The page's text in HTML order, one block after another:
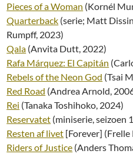
Pieces of a Woman (Kornél
Quarterback (serie; Matt
Rumpff, 2023)
Qala (Anvita Dutt, 2022)
Rafa Márquez: El Capitán
Rebels of the Neon God (Tsai
Red Road (Andrea Arnold,
Rei (Tanaka Toshihoko, 2024)
Reservatet (miniserie, seizoen
Resten af livet [Forever] (Frelle
Riders of Justice (Anders